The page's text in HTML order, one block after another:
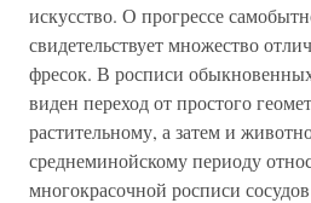
искусство. О прогрессе
свидетельствует множество
фресок. В росписи
виден переход от простого
растительному, а затем и
среднеминойскому периоду
многокрасочной росписи